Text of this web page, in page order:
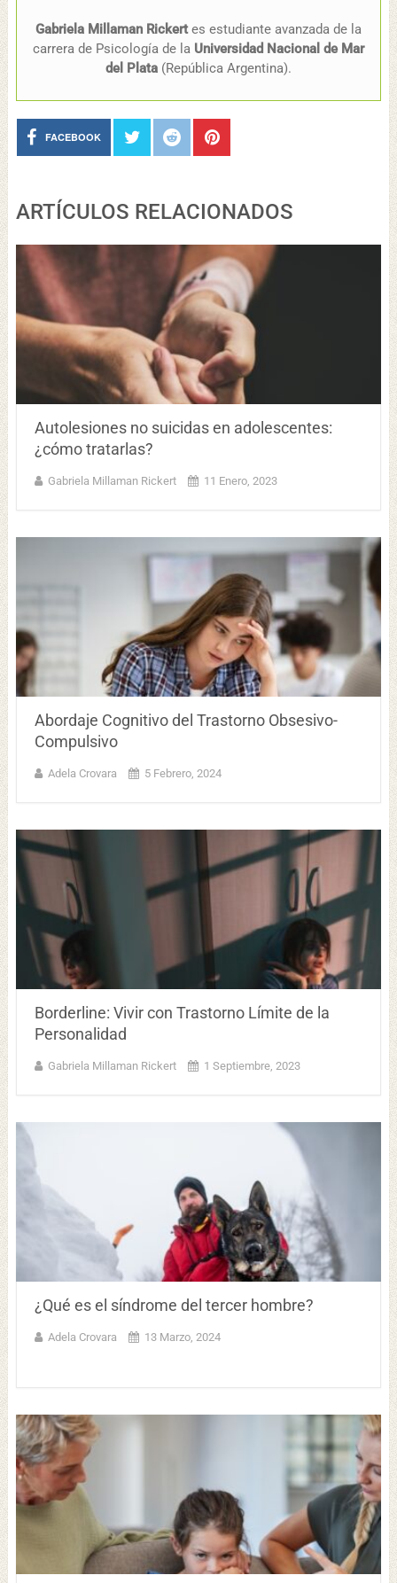
Gabriela Millaman Rickertes estudiante avanzada de la
carrera de Psicología de la Universidad Nacional de Mar
del Plata(República Argentina).
FACEBOOK
ARTÍCULOS RELACIONADOS
Autolesiones no suicidas en adolescentes:
¿cómo tratarlas?
Gabriela Millaman Rickert 11 Enero, 2023
Abordaje Cognitivo del Trastorno Obsesivo-
Compulsivo
Adela Crovara 5 Febrero, 2024
Borderline: Vivir con Trastorno Límite de la
Personalidad
Gabriela Millaman Rickert 1 Septiembre, 2023
¿Qué es el síndrome del tercer hombre?
Adela Crovara 13 Marzo, 2024